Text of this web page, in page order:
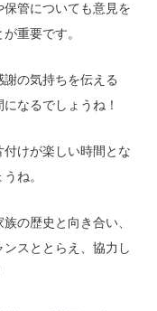
管についても意見を
重要です。
の気持ちを伝える
なるでしょうね！
けが楽しい時間とな
ね。
の歴史と向き合い、
スととらえ、協力し